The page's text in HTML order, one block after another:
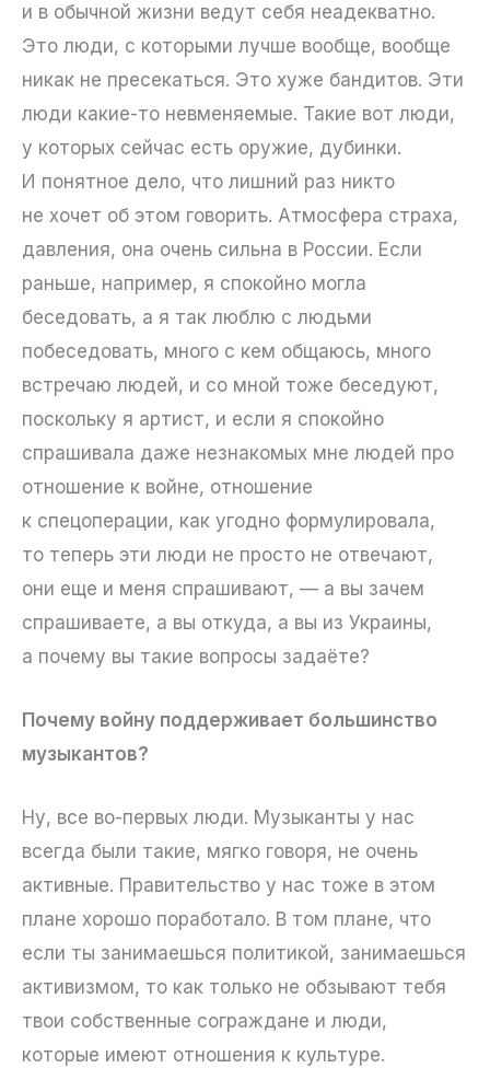
и в обычной жизни ведут себя неадекватно.
Это люди, с которыми лучше вообще, вообще
никак не пресекаться. Это хуже бандитов. Эти
люди какие-то невменяемые. Такие вот люди,
у которых сейчас есть оружие, дубинки.
И понятное дело, что лишний раз никто
не хочет об этом говорить. Атмосфера страха,
давления, она очень сильна в России. Если
раньше, например, я спокойно могла
беседовать, а я так люблю с людьми
побеседовать, много с кем общаюсь, много
встречаю людей, и со мной тоже беседуют,
поскольку я артист, и если я спокойно
спрашивала даже незнакомых мне людей про
отношение к войне, отношение
к спецоперации, как угодно формулировала,
то теперь эти люди не просто не отвечают,
они еще и меня спрашивают, — а вы зачем
спрашиваете, а вы откуда, а вы из Украины,
а почему вы такие вопросы задаёте?
Почему войну поддерживает большинство
музыкантов?
Ну, все во-первых люди. Музыканты у нас
всегда были такие, мягко говоря, не очень
активные. Правительство у нас тоже в этом
плане хорошо поработало. В том плане, что
если ты занимаешься политикой, занимаешься
активизмом, то как только не обзывают тебя
твои собственные сограждане и люди,
которые имеют отношения к культуре.